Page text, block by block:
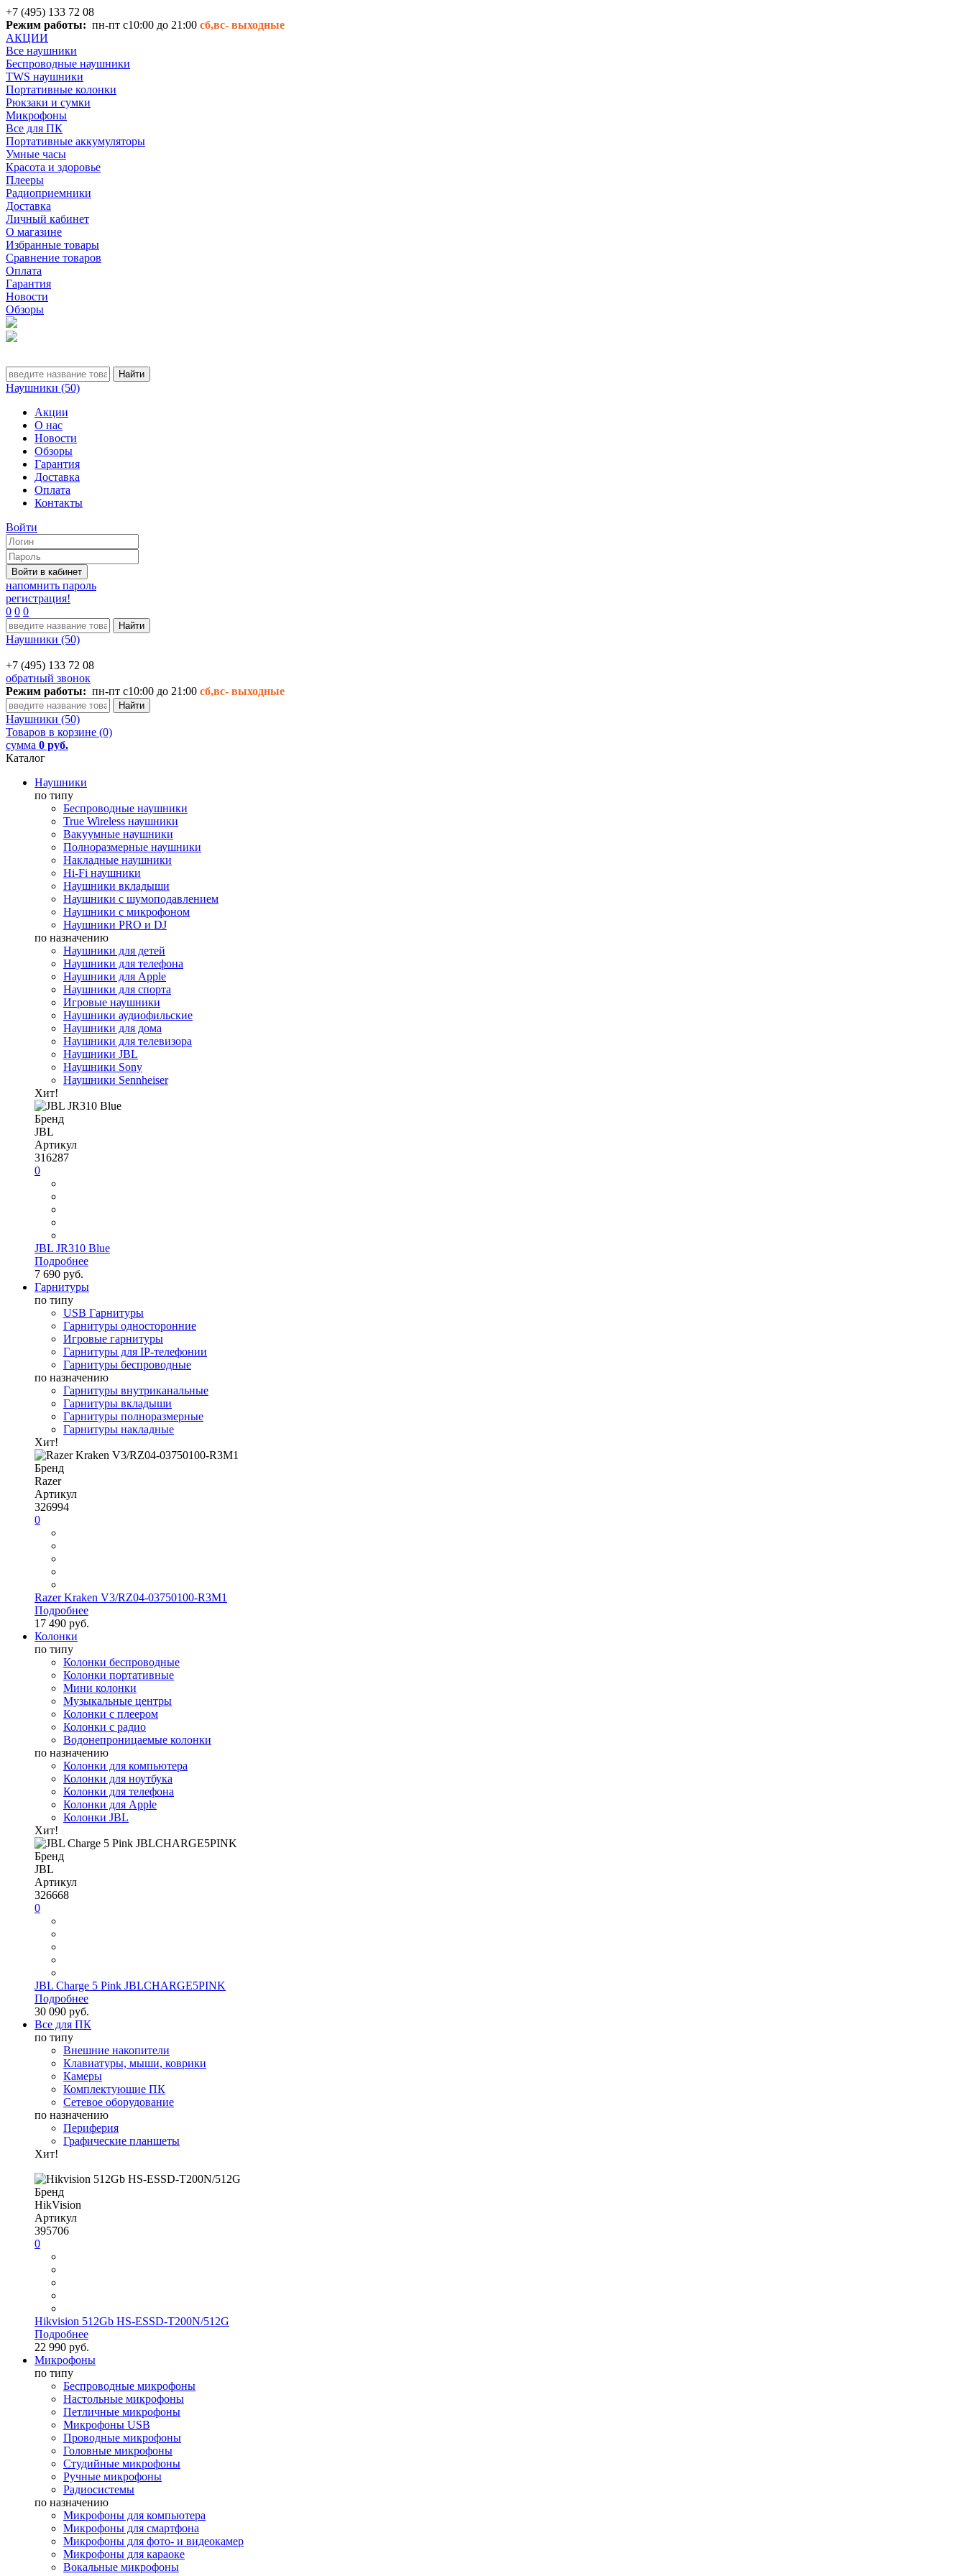
+7 (495) 133 72 08
Режим работы: пн-пт с10:00 до 21:00 сб,вс- выходные
АКЦИИ
Все наушники
Беспроводные наушники
TWS наушники
Портативные колонки
Рюкзаки и сумки
Микрофоны
Все для ПК
Портативные аккумуляторы
Умные часы
Красота и здоровье
Плееры
Радиоприемники
Доставка
Личный кабинет
О магазине
Избранные товары
Сравнение товаров
Оплата
Гарантия
Новости
Обзоры
Наушники (50)
Акции
О нас
Новости
Обзоры
Гарантия
Доставка
Оплата
Контакты
Войти
напомнить пароль
регистрация!
0 0 0
Наушники (50)
+7 (495) 133 72 08
обратный звонок
Режим работы: пн-пт с10:00 до 21:00 сб,вс- выходные
Наушники (50)
Товаров в корзине (0)
сумма 0 руб.
Каталог
Наушники
по типу
Беспроводные наушники
True Wireless наушники
Вакуумные наушники
Полноразмерные наушники
Накладные наушники
Hi-Fi наушники
Наушники вкладыши
Наушники с шумоподавлением
Наушники с микрофоном
Наушники PRO и DJ
по назначению
Наушники для детей
Наушники для телефона
Наушники для Apple
Наушники для спорта
Игровые наушники
Наушники аудиофильские
Наушники для дома
Наушники для телевизора
Наушники JBL
Наушники Sony
Наушники Sennheiser
Хит!
Бренд
JBL
Артикул
316287
0
JBL JR310 Blue
Подробнее
7 690 руб.
Гарнитуры
по типу
USB Гарнитуры
Гарнитуры односторонние
Игровые гарнитуры
Гарнитуры для IP-телефонии
Гарнитуры беспроводные
по назначению
Гарнитуры внутриканальные
Гарнитуры вкладыши
Гарнитуры полноразмерные
Гарнитуры накладные
Хит!
Бренд
Razer
Артикул
326994
0
Razer Kraken V3/RZ04-03750100-R3M1
Подробнее
17 490 руб.
Колонки
по типу
Колонки беспроводные
Колонки портативные
Мини колонки
Музыкальные центры
Колонки с плеером
Колонки с радио
Водонепроницаемые колонки
по назначению
Колонки для компьютера
Колонки для ноутбука
Колонки для телефона
Колонки для Apple
Колонки JBL
Хит!
Бренд
JBL
Артикул
326668
0
JBL Charge 5 Pink JBLCHARGE5PINK
Подробнее
30 090 руб.
Все для ПК
по типу
Внешние накопители
Клавиатуры, мыши, коврики
Камеры
Комплектующие ПК
Сетевое оборудование
по назначению
Периферия
Графические планшеты
Хит!
Бренд
HikVision
Артикул
395706
0
Hikvision 512Gb HS-ESSD-T200N/512G
Подробнее
22 990 руб.
Микрофоны
по типу
Беспроводные микрофоны
Настольные микрофоны
Петличные микрофоны
Микрофоны USB
Проводные микрофоны
Головные микрофоны
Студийные микрофоны
Ручные микрофоны
Радиосистемы
по назначению
Микрофоны для компьютера
Микрофоны для смартфона
Микрофоны для фото- и видеокамер
Микрофоны для караоке
Вокальные микрофоны